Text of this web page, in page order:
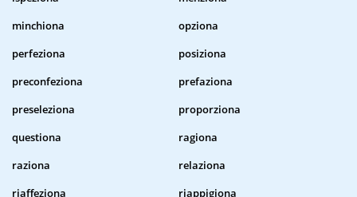
minchiona
opziona
perfeziona
posiziona
preconfeziona
prefaziona
preseleziona
proporziona
questiona
ragiona
raziona
relaziona
riaffeziona
riappigiona